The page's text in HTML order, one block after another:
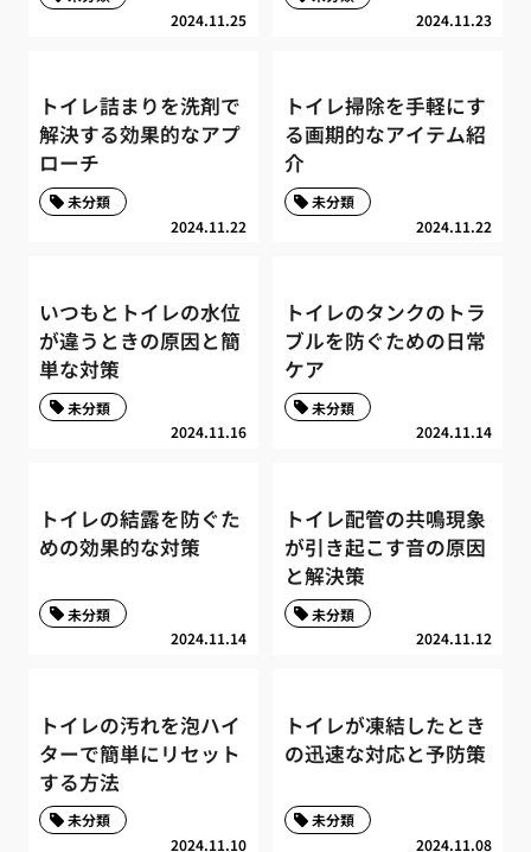
2024.11.25 2024.11.23
トイレ詰まりを洗剤で
解決する効果的なアプ
ローチ
2024.11.22
未分類
トイレ掃除を手軽にす
る画期的なアイテム紹
介
2024.11.22
未分類
いつもとトイレの水位
が違うときの原因と簡
単な対策
2024.11.16
未分類
トイレのタンクのトラ
ブルを防ぐための日常
ケア
2024.11.14
未分類
トイレの結露を防ぐた
めの効果的な対策
2024.11.14
未分類
トイレ配管の共鳴現象
が引き起こす音の原因
と解決策
2024.11.12
未分類
トイレの汚れを泡ハイ
ターで簡単にリセット
する方法
2024.11.10
未分類
トイレが凍結したとき
の迅速な対応と予防策
2024.11.08
未分類